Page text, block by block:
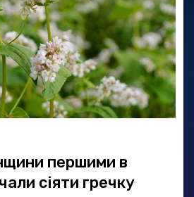
першими в
сіяти гречку